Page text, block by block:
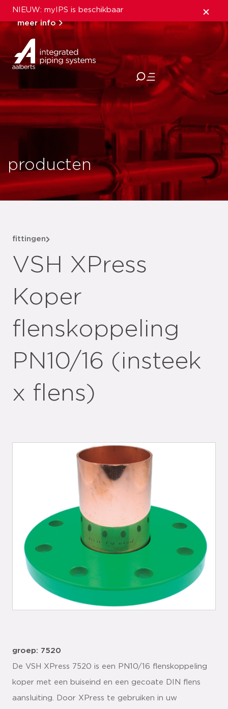
NIEUW: myIPS is beschikbaar
meer info
sluiten
producten
fittingen
VSH XPress
Koper
flenskoppeling
PN10/16 (insteek
x flens)
groep: 7520
De VSH XPress 7520 is een PN10/16 flenskoppeling
koper met een buiseind en een gecoate DIN flens
aansluiting. Door XPress te gebruiken in uw